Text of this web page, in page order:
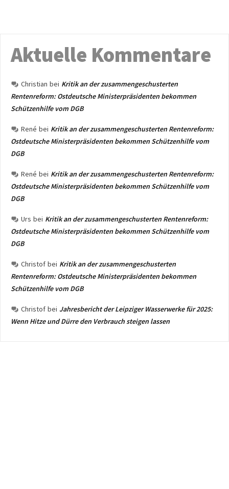
Aktuelle Kommentare
Christian bei Kritik an der zusammengeschusterten
Rentenreform: Ostdeutsche Ministerpräsidenten bekommen
Schützenhilfe vom DGB
René bei Kritik an der zusammengeschusterten Rentenreform:
Ostdeutsche Ministerpräsidenten bekommen Schützenhilfe vom
DGB
René bei Kritik an der zusammengeschusterten Rentenreform:
Ostdeutsche Ministerpräsidenten bekommen Schützenhilfe vom
DGB
Urs bei Kritik an der zusammengeschusterten Rentenreform:
Ostdeutsche Ministerpräsidenten bekommen Schützenhilfe vom
DGB
Christof bei Kritik an der zusammengeschusterten
Rentenreform: Ostdeutsche Ministerpräsidenten bekommen
Schützenhilfe vom DGB
Christof bei Jahresbericht der Leipziger Wasserwerke für 2025:
Wenn Hitze und Dürre den Verbrauch steigen lassen